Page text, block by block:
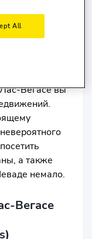
Вегасе
Вегасе вы
а также
немало.
Вегасе
All